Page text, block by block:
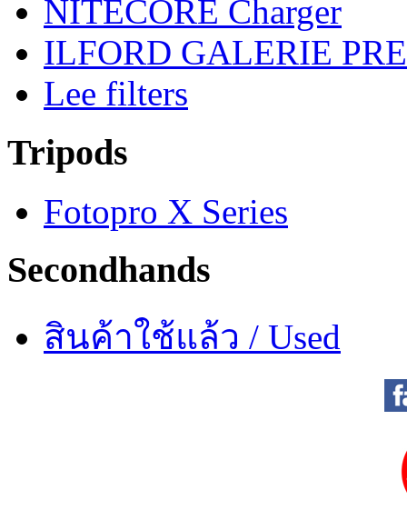
NITECORE Charger
ILFORD GALERIE
Lee filters
Tripods
Fotopro X Series
Secondhands
สินค้าใช้แล้ว / Used